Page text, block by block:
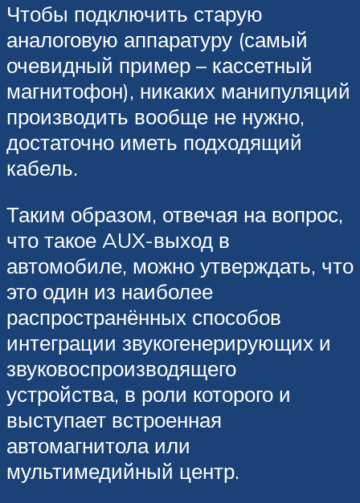
Чтобы подключить старую
аналоговую аппаратуру (самый
очевидный пример – кассетный
магнитофон), никаких манипуляций
производить вообще не нужно,
достаточно иметь подходящий
кабель.
Таким образом, отвечая на вопрос,
что такое AUX-выход в
автомобиле, можно утверждать, что
это один из наиболее
распространённых способов
интеграции звукогенерирующих и
звуковоспроизводящего
устройства, в роли которого и
выступает встроенная
автомагнитола или
мультимедийный центр.